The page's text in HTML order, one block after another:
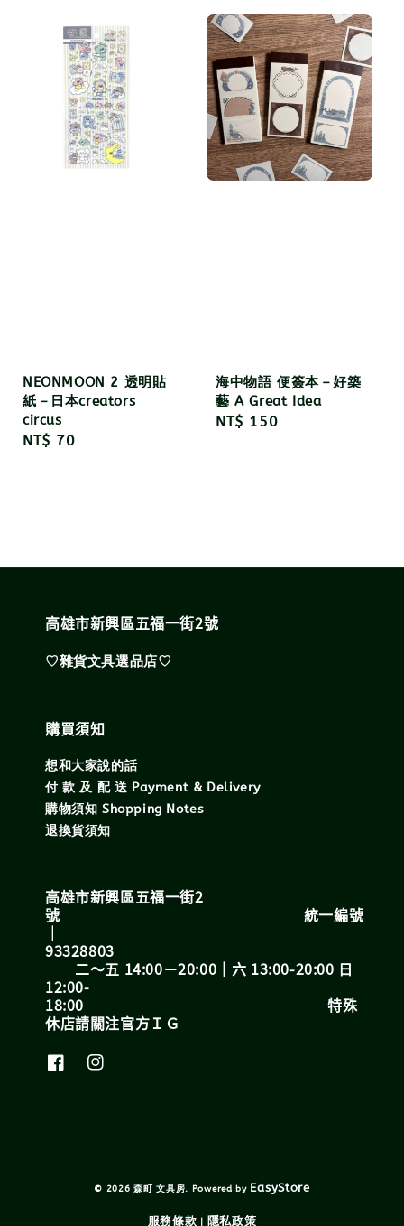
NEONMOON 2 透明貼
紙－日本creators
circus
Regular
NT$ 70
海中物語 便簽本－好築
藝 A Great Idea
Regular
NT$ 150
高雄市新興區五福一街2號
♡雜貨文具選品店♡
購買須知
想和大家說的話
付 款 及 配 送 Payment & Delivery
購物須知 Shopping Notes
退換貨須知
高雄市新興區五福一街2
號 統一編號
｜
93328803
二～五 14:00－20:00｜六 13:00-20:00 日
12:00-
18:00 特殊
休店請關注官方ＩＧ
© 2026 森町 文具房. Powered by EasyStore
服務條款 隱私政策